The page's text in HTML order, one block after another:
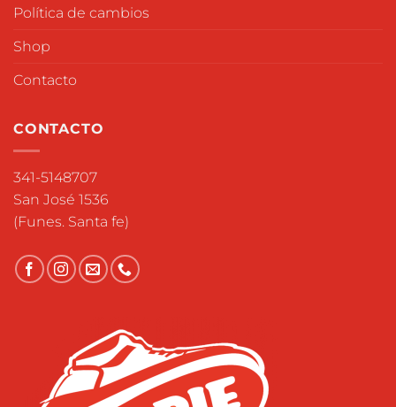
Política de cambios
Shop
Contacto
CONTACTO
341-5148707
San José 1536
(Funes. Santa fe)